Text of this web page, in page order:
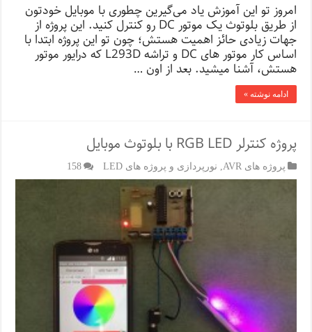
امروز تو این آموزش یاد می‌گیرین چطوری با موبایل خودتون
از طریق بلوتوث یک موتور DC رو کنترل کنید. این پروژه از
جهات زیادی حائز اهمیت هستش؛ چون تو این پروژه ابتدا با
اساس کار موتور های DC و تراشه L293D که درایور موتور
هستش، آشنا میشید. بعد از اون …
ادامه نوشته »
پروژه کنترلر RGB LED با بلوتوث موبایل
پروژه های AVR , نورپردازی و پروژه های LED 158